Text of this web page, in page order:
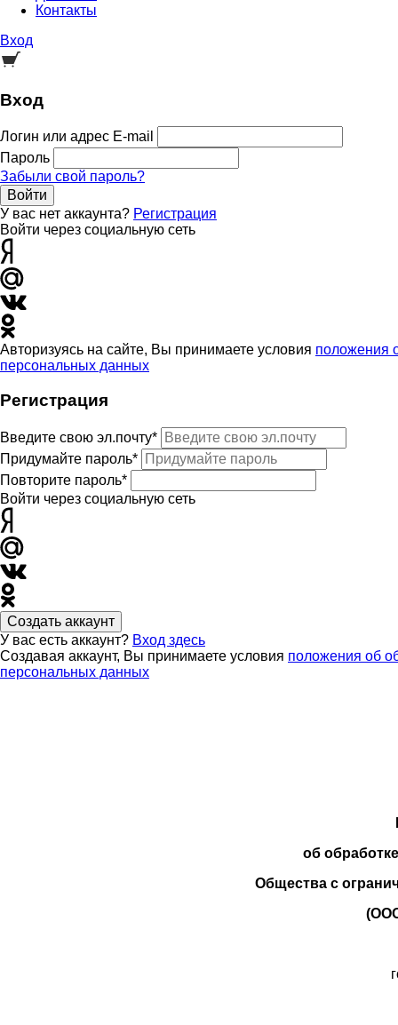
Контакты
Вход
Вход
Логин или адрес E-mail
Пароль
Забыли свой пароль?
Войти
У вас нет аккаунта? Регистрация
Войти через социальную сеть
Авторизуясь на сайте, Вы принимаете условия положения
персональных данных
Регистрация
Введите свою эл.почту*
Придумайте пароль*
Повторите пароль*
Войти через социальную сеть
Создать аккаунт
У вас есть аккаунт? Вход здесь
Создавая аккаунт, Вы принимаете условия положения об
персональных данных
об
Общества с